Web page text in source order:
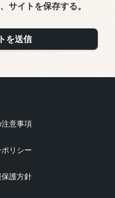
サイトを保存する。
意事項
リシー
護方針